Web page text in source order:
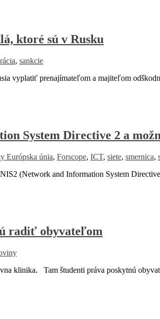
ktoré sú v Rusku
, sankcie
vyplatiť prenajímateľom a majiteľom
System Directive 2 a
Európska únia, Forscope, ICT, siete, smernica,
(Network and Information System
radiť obyvateľom
klinika. Tam študenti práva poskytnú